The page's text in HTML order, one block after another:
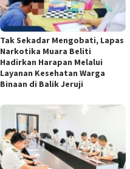
Tak Sekadar Mengobati, Lapas
Narkotika Muara Beliti
Hadirkan Harapan Melalui
Layanan Kesehatan Warga
Binaan di Balik Jeruji